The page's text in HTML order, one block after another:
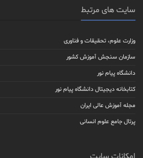
سایت های مرتبط
وزارت علوم، تحقیقات و فناوری
سازمان سنجش آموزش کشور
دانشگاه پیام نور
کتابخانه دیجیتال دانشگاه پیام نور
مجله آموزش عالی ایران
پرتال جامع علوم انسانی